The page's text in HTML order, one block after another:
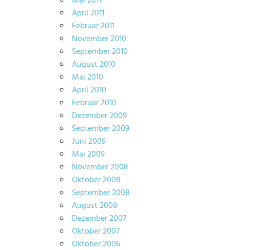
April 2011
Februar 2011
November 2010
September 2010
August 2010
Mai 2010
April 2010
Februar 2010
Dezember 2009
September 2009
Juni 2009
Mai 2009
November 2008
Oktober 2008
September 2008
August 2008
Dezember 2007
Oktober 2007
Oktober 2006